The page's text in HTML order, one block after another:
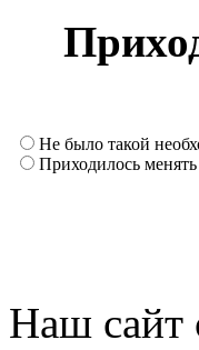
Не было такой
Приходилось
Наш сайт